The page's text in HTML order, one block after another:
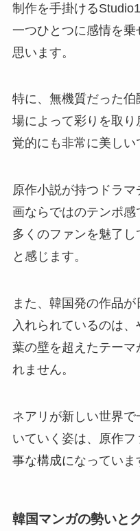
制作を手掛ける
一つひとつに感情を乗
思います。
特に、無機質だった
場によって彩りを取
覚的にも非常に美しい
原作小説が持つドラ
画ならではのテンポ感
多くのファンを魅了
と感じます。
また、韓国発の作品
入れられているのは
葉の壁を超えたテー
れません。
ネアリが新しい世界
いていく姿は、原作
事な構成になっていま
韓国マンガの勢いと